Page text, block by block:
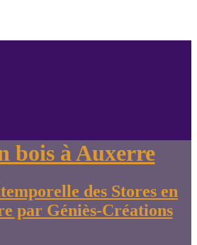
bois à Auxerre
des Stores en
par Géniès-Créations